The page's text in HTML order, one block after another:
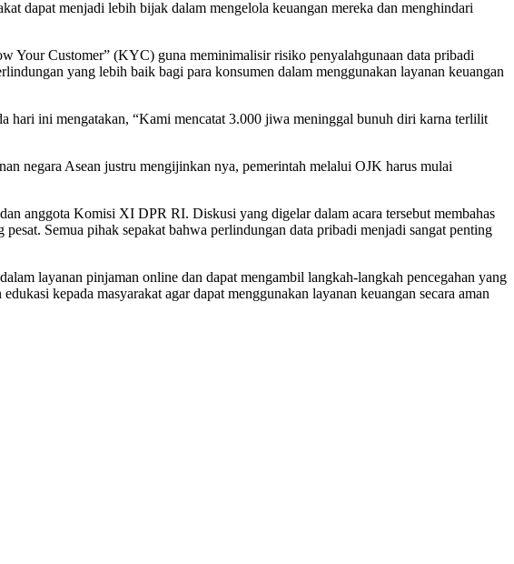
dapat menjadi lebih bijak dalam mengelola keuangan mereka dan menghindari
Your Customer” (KYC) guna meminimalisir risiko penyalahgunaan data pribadi
yang lebih baik bagi para konsumen dalam menggunakan layanan keuangan
hari ini mengatakan, “Kami mencatat 3.000 jiwa meninggal bunuh diri karna terlilit
negara Asean justru mengijinkan nya, pemerintah melalui OJK harus mulai
anggota Komisi XI DPR RI. Diskusi yang digelar dalam acara tersebut membahas
Semua pihak sepakat bahwa perlindungan data pribadi menjadi sangat penting
layanan pinjaman online dan dapat mengambil langkah-langkah pencegahan yang
kepada masyarakat agar dapat menggunakan layanan keuangan secara aman